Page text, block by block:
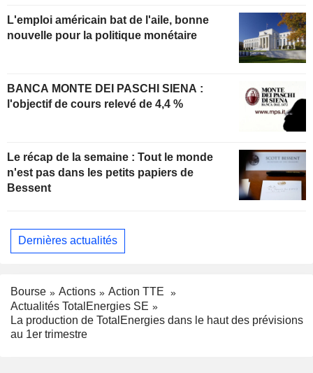
L'emploi américain bat de l'aile, bonne
nouvelle pour la politique monétaire
BANCA MONTE DEI PASCHI SIENA :
l'objectif de cours relevé de 4,4 %
Le récap de la semaine : Tout le monde
n'est pas dans les petits papiers de
Bessent
Dernières actualités
Bourse Actions
Action TTE
Actualités TotalEnergies SE
La production de TotalEnergies dans le haut des prévisions
au 1er trimestre